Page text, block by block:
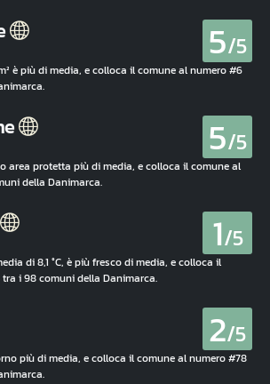
5/5
è più di media, e colloca il comune al numero #6
5/5
area protetta più di media, e colloca il comune al
della Danimarca.
1/5
di 8,1 °C, è più fresco di media, e colloca il
i 98 comuni della Danimarca.
2/5
più di media, e colloca il comune al numero #78